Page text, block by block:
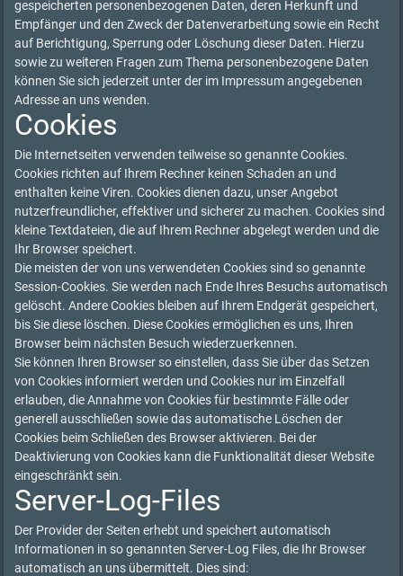
gespeicherten personenbezogenen Daten, deren Herkunft und
Empfänger und den Zweck der Datenverarbeitung sowie ein Recht
auf Berichtigung, Sperrung oder Löschung dieser Daten. Hierzu
sowie zu weiteren Fragen zum Thema personenbezogene Daten
können Sie sich jederzeit unter der im Impressum angegebenen
Adresse an uns wenden.
Cookies
Die Internetseiten verwenden teilweise so genannte Cookies.
Cookies richten auf Ihrem Rechner keinen Schaden an und
enthalten keine Viren. Cookies dienen dazu, unser Angebot
nutzerfreundlicher, effektiver und sicherer zu machen. Cookies sind
kleine Textdateien, die auf Ihrem Rechner abgelegt werden und die
Ihr Browser speichert.
Die meisten der von uns verwendeten Cookies sind so genannte
Session-Cookies. Sie werden nach Ende Ihres Besuchs automatisch
gelöscht. Andere Cookies bleiben auf Ihrem Endgerät gespeichert,
bis Sie diese löschen. Diese Cookies ermöglichen es uns, Ihren
Browser beim nächsten Besuch wiederzuerkennen.
Sie können Ihren Browser so einstellen, dass Sie über das Setzen
von Cookies informiert werden und Cookies nur im Einzelfall
erlauben, die Annahme von Cookies für bestimmte Fälle oder
generell ausschließen sowie das automatische Löschen der
Cookies beim Schließen des Browser aktivieren. Bei der
Deaktivierung von Cookies kann die Funktionalität dieser Website
eingeschränkt sein.
Server-Log-Files
Der Provider der Seiten erhebt und speichert automatisch
Informationen in so genannten Server-Log Files, die Ihr Browser
automatisch an uns übermittelt. Dies sind: